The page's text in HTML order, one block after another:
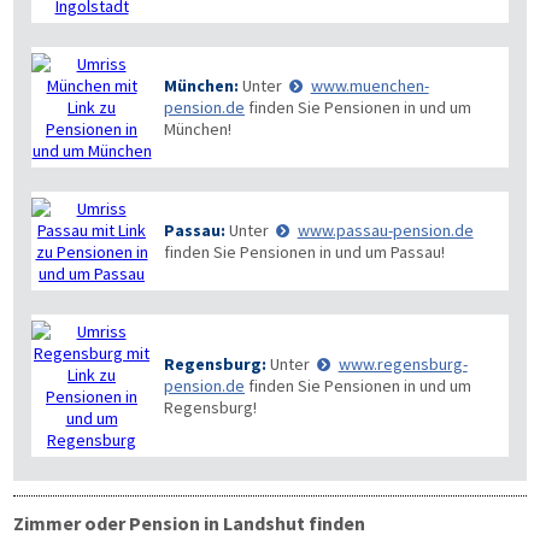
München: Unter
www.muenchen-
pension.de finden Sie Pensionen in und um
München!
Passau: Unter
www.passau-pension.de
finden Sie Pensionen in und um Passau!
Regensburg: Unter
www.regensburg-
pension.de finden Sie Pensionen in und um
Regensburg!
Zimmer oder Pension in Landshut finden